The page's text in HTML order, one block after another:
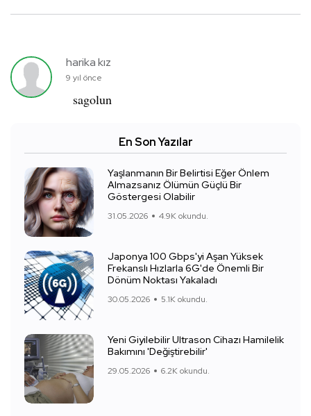
harika kız
9 yıl önce
sagolun
En Son Yazılar
Yaşlanmanın Bir Belirtisi Eğer Önlem
Almazsanız Ölümün Güçlü Bir
Göstergesi Olabilir
31.05.2026 4.9K okundu.
Japonya 100 Gbps'yi Aşan Yüksek
Frekanslı Hızlarla 6G'de Önemli Bir
Dönüm Noktası Yakaladı
30.05.2026 5.1K okundu.
Yeni Giyilebilir Ultrason Cihazı Hamilelik
Bakımını 'Değiştirebilir'
29.05.2026 6.2K okundu.